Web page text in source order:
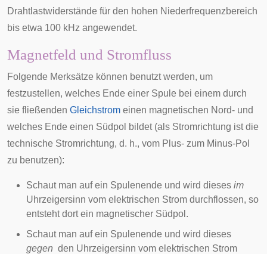
Drahtlastwiderstände für den hohen Niederfrequenzbereich
bis etwa 100 kHz angewendet.
Magnetfeld und Stromfluss
Folgende Merksätze können benutzt werden, um
festzustellen, welches Ende einer Spule bei einem durch
sie fließenden Gleichstrom einen magnetischen Nord- und
welches Ende einen Südpol bildet (als Stromrichtung ist die
technische Stromrichtung, d. h., vom Plus- zum Minus-Pol
zu benutzen):
Schaut man auf ein Spulenende und wird dieses im
Uhrzeigersinn vom elektrischen Strom durchflossen, so
entsteht dort ein magnetischer Südpol.
Schaut man auf ein Spulenende und wird dieses
gegen den Uhrzeigersinn vom elektrischen Strom